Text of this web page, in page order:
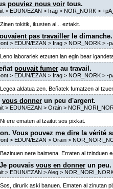
pouviez nous voirtous.
> EDUN/EZAN > Irag> NOR_NORK >
Zinen tokitik, ikusten al... eztakit.
pas travaillerle dimanche.
> EDUN/EZAN > Irag> NOR_NORK > -
Leno laborariek etzuten lan egin bear
pouvait fumerau travail.
> EDUN/EZAN > Irag> NOR_NORK > -
Legea aldatua zen. Beñatek fumatzen al
vous donnerun peu d'argent.
> EDUN/EZAN > Orain>
Ni ere ematen al tzaitut sos pixkat.
Vous pouvez me direla vérité
> EDUN/EZAN > Orain>
Bazinuen nere baimena. Erraten al tzinduen
pouvais vous en donnerun peu.
> EDUN/EZAN >Aleg>
Sos, dirurik aski banuen. Ematen al zinutan